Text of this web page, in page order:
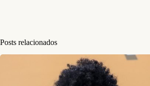
Posts relacionados